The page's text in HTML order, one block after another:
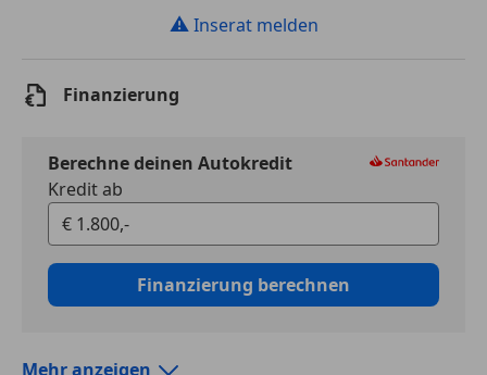
⚠ Inserat melden
Finanzierung
Berechne deinen Autokredit
Kredit ab
Finanzierung berechnen
Mehr anzeigen